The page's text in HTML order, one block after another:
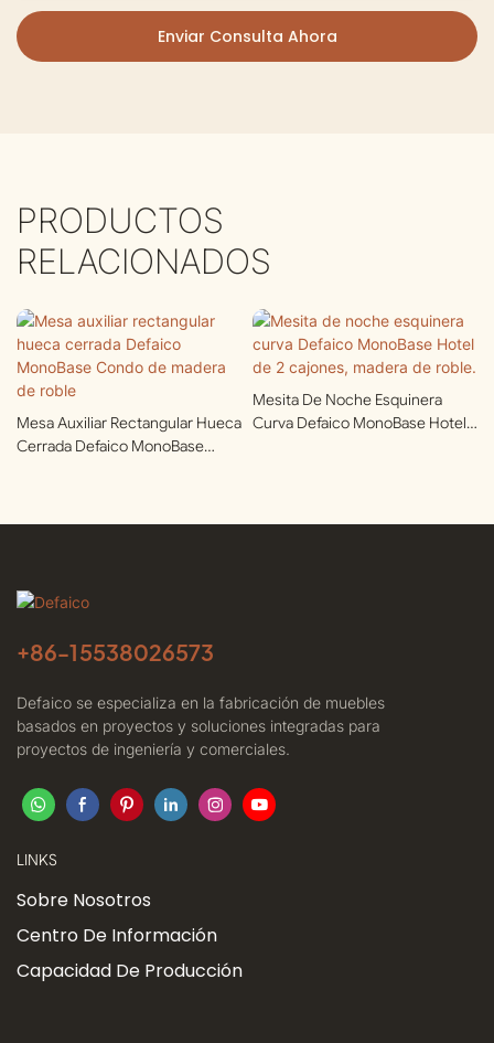
Enviar Consulta Ahora
PRODUCTOS
RELACIONADOS
Mesa Auxiliar Rectangular Hueca
Cerrada Defaico MonoBase
Mesita De Noche Esquinera
Curva Defaico MonoBase Hotel
+86-15538026573
Defaico se especializa en la fabricación de muebles
basados ​​en proyectos y soluciones integradas para
proyectos de ingeniería y comerciales.
LINKS
Sobre Nosotros
Centro De Información
Capacidad De Producción